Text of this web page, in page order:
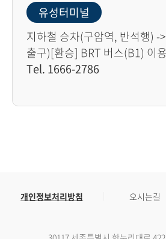
유성터미널
지하철 승차(구암역, 반석행) -
출구)[환승] BRT 버스(B1) 이용
Tel. 1666-2786
개인정보처리방침 오시는길